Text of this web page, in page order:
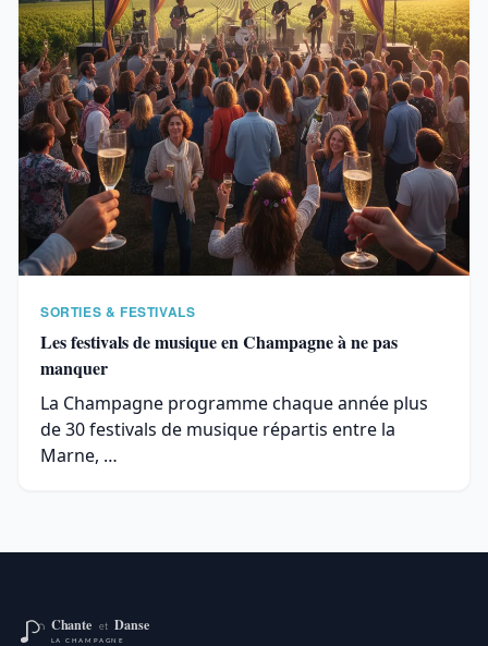
SORTIES & FESTIVALS
Les festivals de musique en Champagne à ne pas
manquer
La Champagne programme chaque année plus
de 30 festivals de musique répartis entre la
Marne, …